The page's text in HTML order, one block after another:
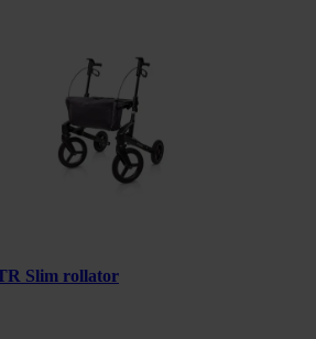
Slim rollator